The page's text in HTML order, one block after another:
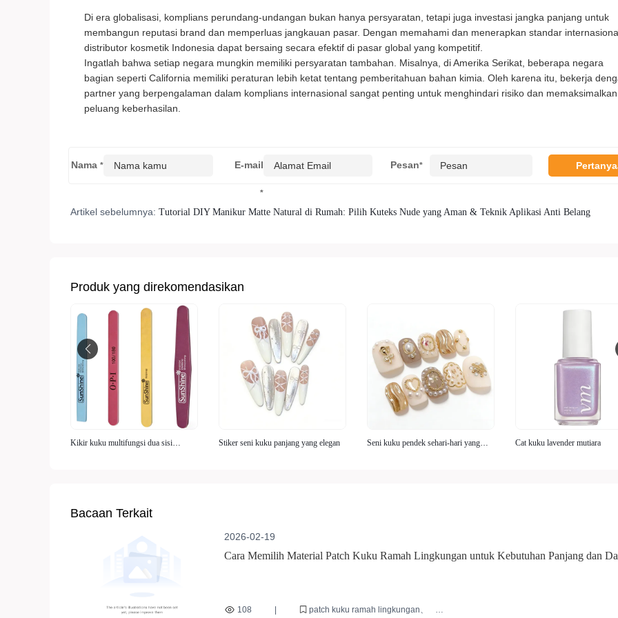
Di era globalisasi, komplians perundang-undangan bukan hanya persyaratan, tetapi juga investasi jangka panjang untuk
membangun reputasi brand dan memperluas jangkauan pasar. Dengan memahami dan menerapkan standar
distributor kosmetik Indonesia dapat bersaing secara efektif di pasar global yang kompetitif.
Ingatlah bahwa setiap negara mungkin memiliki persyaratan tambahan. Misalnya, di Amerika Serikat, beberapa negara
bagian seperti California memiliki peraturan lebih ketat tentang pemberitahuan bahan kimia. Oleh karena itu, bekerja
partner yang berpengalaman dalam komplians internasional sangat penting untuk menghindari risiko dan memaksimalkan
peluang keberhasilan.
Nama * E-mail
*
Pesan*
Artikel sebelumnya: Tutorial DIY Manikur Matte Natural di Rumah: Pilih Kuteks Nude yang Aman & Teknik Aplikasi Anti Belang
Produk yang direkomendasikan
Kikir kuku multifungsi dua sisi
Stiker seni kuku panjang yang elegan
Seni kuku pendek sehari-hari yang
Cat kuku lavender mutiara
Bacaan Terkait
2026-02-19
Cara Memilih Material Patch Kuku Ramah Lingkungan untuk Kebutuhan Panjang dan
108
patch kuku ramah lingkungan